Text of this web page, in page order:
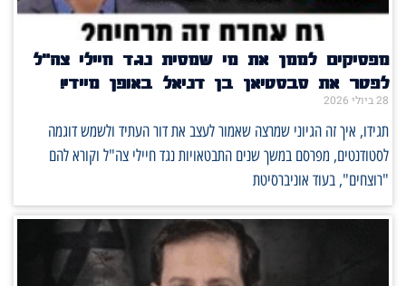
מפסיקים לממן את מי שמסית נגד חיילי צה"ל
לפטר את סבסטיאן בן דניאל באופן מיידי!
28 ביולי 2026
תגידו, איך זה הגיוני שמרצה שאמור לעצב את דור העתיד ולשמש דוגמה
לסטודנטים, מפרסם במשך שנים התבטאויות נגד חיילי צה"ל וקורא להם
"רוצחים", בעוד אוניברסיטת